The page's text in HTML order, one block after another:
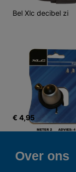
Bel Xlc decibel zi
€ 4,95
Over ons